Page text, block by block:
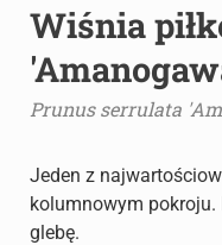
Wiśnia
Prunus serrulata
Jeden z
kolumnowym pokroju.
glebę.